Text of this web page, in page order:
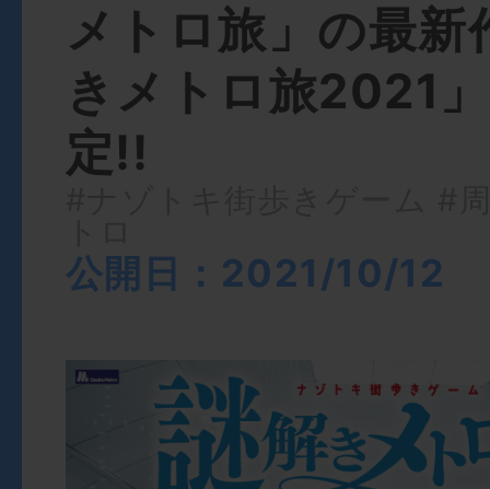
メトロ旅」の最新
きメトロ旅2021
定!!
公開日：2021/10/12